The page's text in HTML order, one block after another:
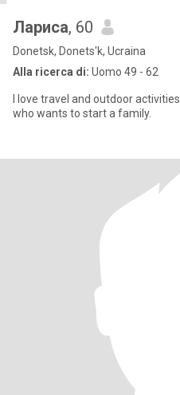
Лариса, 60
Donetsk, Donets'k, Ucraina
Alla ricerca di: Uomo 49 - 62
I love travel and outdoor activities. I love to cook. I dream of a man
who wants to start a family.